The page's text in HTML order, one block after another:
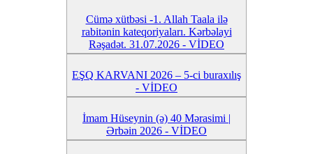
Cümə xütbəsi -1. Allah Taala ilə
rabitənin kateqoriyaları. Kərbəlayi
Rəşadət. 31.07.2026 - VİDEO
EŞQ KARVANI 2026 – 5-ci buraxılış
- VİDEO
İmam Hüseynin (ə) 40 Mərasimi |
Ərbəin 2026 - VİDEO